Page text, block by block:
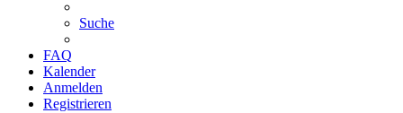
Suche
FAQ
Kalender
Anmelden
Registrieren